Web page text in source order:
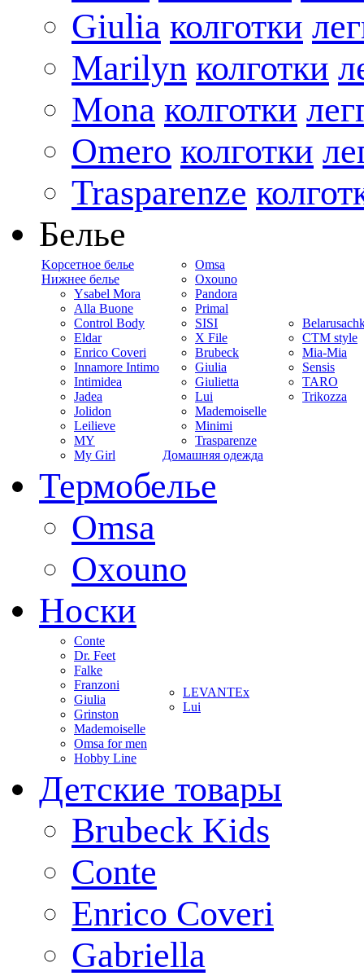
Giulia колготки
Marilyn колготки
Mona колготки
Omero колготки
Trasparenze
Белье
Kорсетное белье
Нижнее белье
Ysabel Mora
Alla Buone
Control Body
Eldar
Enrico Coveri
Innamore Intimo
Intimidea
Jadea
Jolidon
Leilieve
MY
My Girl
Omsa
Oxouno
Pandora
Primal
SISI
X File
Brubeck
Giulia
Giulietta
Lui
Mademoiselle
Minimi
Trasparenze
Домашняя одежда
CTM style
Mia-Mia
Sensis
TARO
Trikozza
Термобелье
Omsa
Oxouno
Носки
Conte
Dr. Feet
Falke
Franzoni
Giulia
Grinston
Mademoiselle
Omsa for men
Hobby Line
LEVANTEx
Lui
Детские товары
Brubeck Kids
Conte
Enrico Coveri
Gabriella